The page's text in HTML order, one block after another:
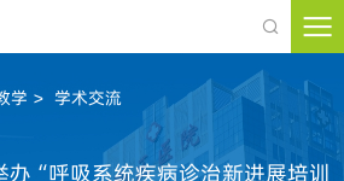

学 > 学术交流
办“呼吸系统疾病诊治新进展培训